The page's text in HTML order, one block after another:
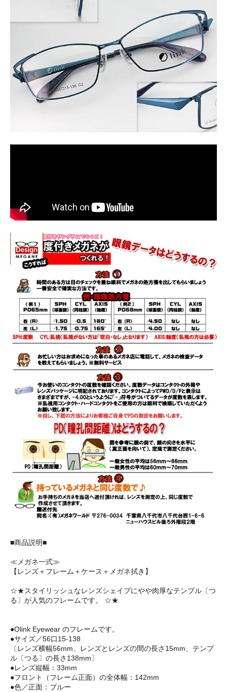
■商品説明■
≪メガネ一式≫
【レンズ＋フレーム＋ケース＋メガネ拭き】
☆★スタイリッシュなレンズシェイプにやや肉厚なテンプル〔つ
る〕が人気のフレームです。 ☆★
●Olink Eyewear のフレームです。
●サイズ／56口15-138
〔レンズ横幅56mm、レンズとレンズの間の長さ15mm、テンプ
ル〔つる〕の長さ138mm〕
●レンズ縦幅：33mm
●フロント（フレーム正面）の全体幅：142mm
●色／正面：ブルー